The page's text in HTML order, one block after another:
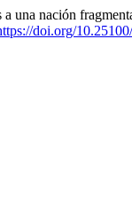
una nación
doi.org/